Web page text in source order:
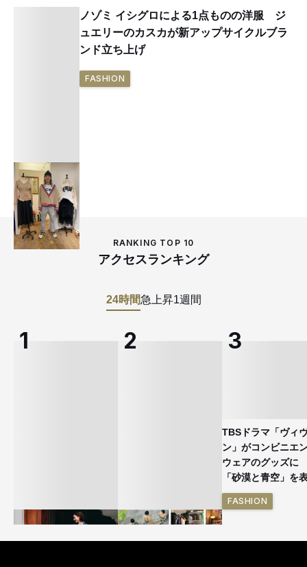
ノゾミ イシグロによる1点ものの洋服 ジ
ュエリーのカスカが新アップサイクルブラ
ンド立ち上げ
FASHION
RANKING TOP 10
アクセスランキング
24時間急上昇1週間
TBSドラマ「ヴィ
ン」がコンビニエ
ウェアのグッズ
「砂漠と青空」を
FASHION